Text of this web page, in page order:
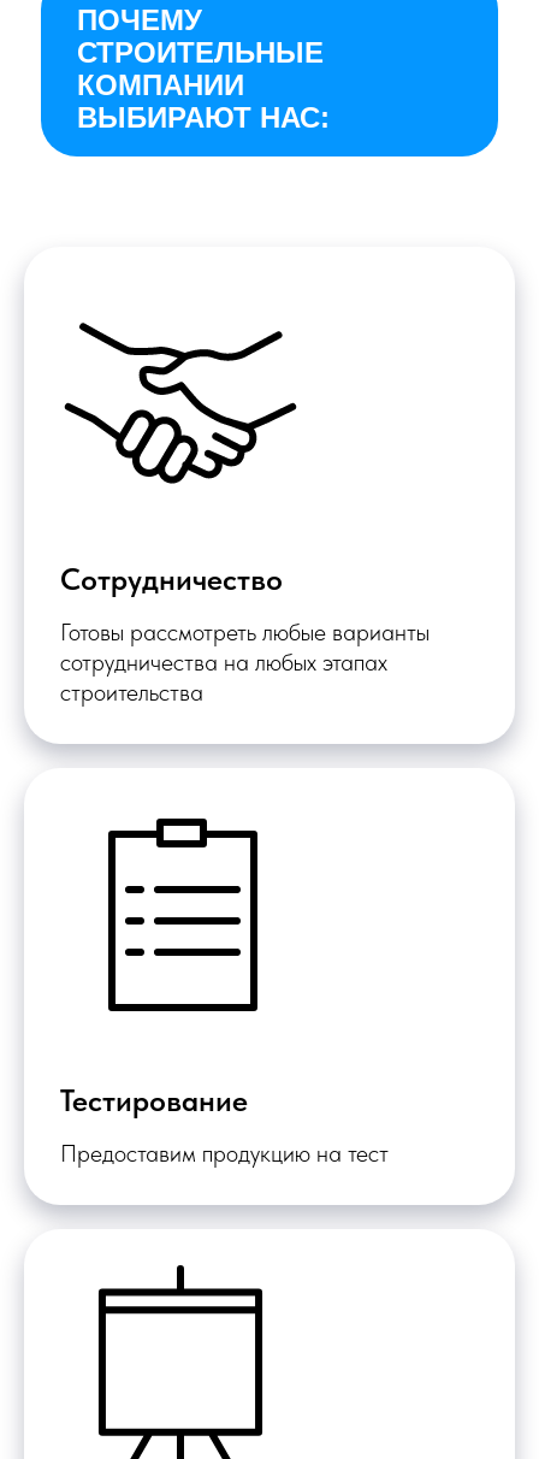
ПОЧЕМУ
СТРОИТЕЛЬНЫЕ
КОМПАНИИ
ВЫБИРАЮТ НАС:
Сотрудничество
Готовы рассмотреть любые варианты
сотрудничества на любых этапах
строительства
Тестирование
Предоставим продукцию на тест